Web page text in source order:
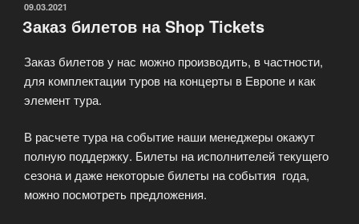
ОПУБЛИКОВАНО
09.03.2021
Заказ билетов на Shop Tickets
Заказ билетов у нас можно производить, в частности,
для комплектации туров на концерты в Европе и как
элемент тура.
В расчете тура на событие наши менеджеры окажут
полную поддержку. Билеты на исполнителей текущего
сезона и даже некоторые билеты на события года,
можно посмотреть предложения.